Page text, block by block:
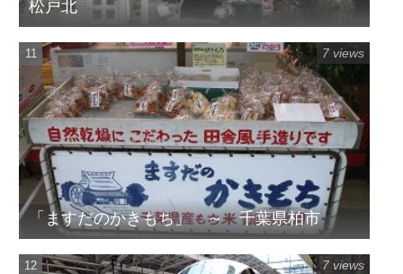
松戸北
「ますだのかきもち」 ～ 千葉県柏市
7 views
7 views